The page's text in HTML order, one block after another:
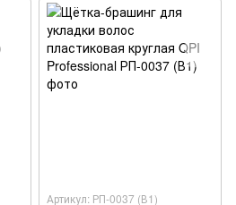
Артикул: РП-0037 (В1)